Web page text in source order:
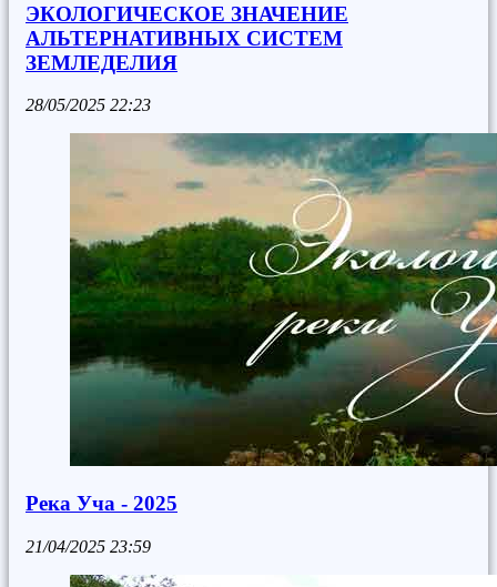
ЭКОЛОГИЧЕСКОЕ ЗНАЧЕНИЕ
АЛЬТЕРНАТИВНЫХ СИСТЕМ
ЗЕМЛЕДЕЛИЯ
28/05/2025 22:23
Река Уча - 2025
21/04/2025 23:59